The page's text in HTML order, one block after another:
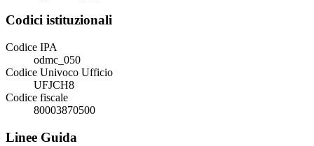
Codici istituzionali
Codice IPA
odmc_050
Codice Univoco Ufficio
UFJCH8
Codice fiscale
80003870500
Linee Guida